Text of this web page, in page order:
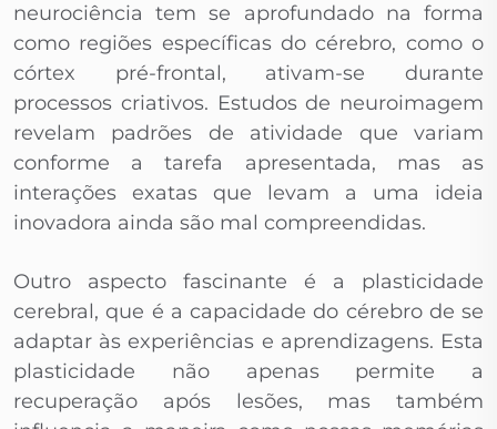
neurociência tem se aprofundado na forma
como regiões específicas do cérebro, como o
córtex pré-frontal, ativam-se durante
processos criativos. Estudos de neuroimagem
revelam padrões de atividade que variam
conforme a tarefa apresentada, mas as
interações exatas que levam a uma ideia
inovadora ainda são mal compreendidas.
Outro aspecto fascinante é a plasticidade
cerebral, que é a capacidade do cérebro de se
adaptar às experiências e aprendizagens. Esta
plasticidade não apenas permite a
recuperação após lesões, mas também